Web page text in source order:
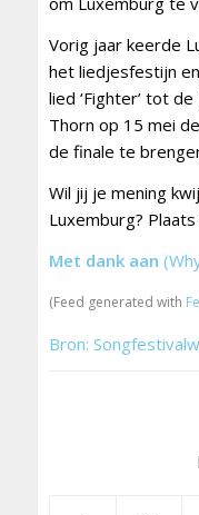
Vorig jaar keerde
het liedjesfestijn
lied ‘Fighter’ tot
Thorn op 15 mei
de finale te
Wil jij je mening
Luxemburg?
Met dank aan
(Feed generated with
Bron: